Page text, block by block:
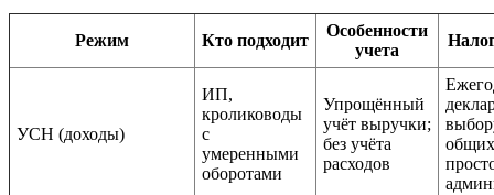
Режим Кто подходит
Особенности
учета
УСН (доходы)
ИП,
кролиководы
с
умеренными
оборотами
Упрощённый
учёт выручки;
без учёта
расходов